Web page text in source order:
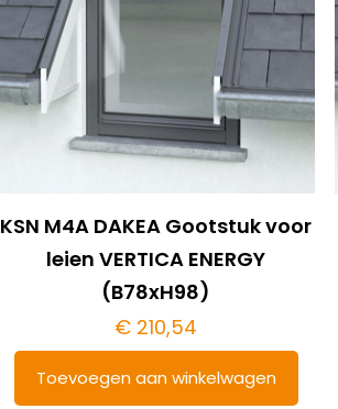
KSN M4A DAKEA Gootstuk voor
leien VERTICA ENERGY
(B78xH98)
€ 210,54
Toevoegen aan winkelwagen